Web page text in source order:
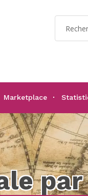
Marketplace
par